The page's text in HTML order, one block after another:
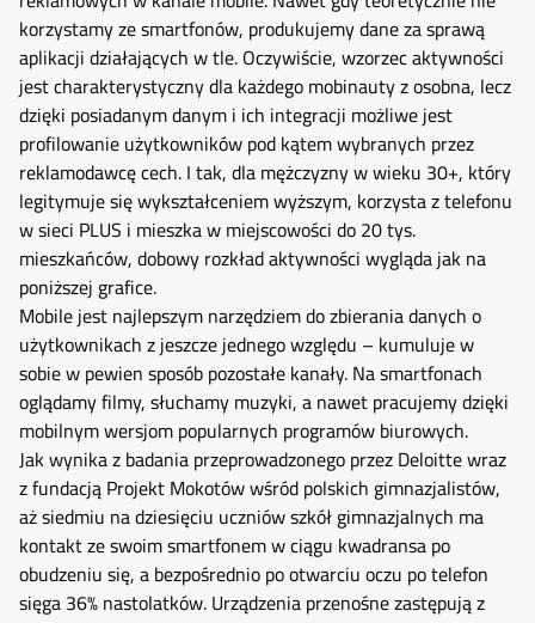
korzystamy ze smartfonów, produkujemy dane za sprawą
aplikacji działających w tle. Oczywiście, wzorzec aktywności
jest charakterystyczny dla każdego mobinauty z osobna, lecz
dzięki posiadanym danym i ich integracji możliwe jest
profilowanie użytkowników pod kątem wybranych przez
reklamodawcę cech. I tak, dla mężczyzny w wieku 30+, który
legitymuje się wykształceniem wyższym, korzysta z telefonu
w sieci PLUS i mieszka w miejscowości do 20 tys.
mieszkańców, dobowy rozkład aktywności wygląda jak na
poniższej grafice.
Mobile jest najlepszym narzędziem do zbierania danych o
użytkownikach z jeszcze jednego względu – kumuluje w
sobie w pewien sposób pozostałe kanały. Na smartfonach
oglądamy filmy, słuchamy muzyki, a nawet pracujemy dzięki
mobilnym wersjom popularnych programów biurowych.
Jak wynika z badania przeprowadzonego przez Deloitte wraz
z fundacją Projekt Mokotów wśród polskich gimnazjalistów,
aż siedmiu na dziesięciu uczniów szkół gimnazjalnych ma
kontakt ze swoim smartfonem w ciągu kwadransa po
obudzeniu się, a bezpośrednio po otwarciu oczu po telefon
sięga 36% nastolatków. Urządzenia przenośne zastępują z